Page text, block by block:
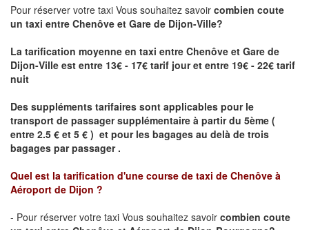
Pour réserver votre taxi Vous souhaitez savoir combien coute
un taxi entre Chenôve et Gare de Dijon-Ville?
La tarification moyenne en taxi entre Chenôve et Gare de
Dijon-Ville est entre 13€ - 17€ tarif jour et entre 19€ - 22€ tarif
nuit
Des suppléments tarifaires sont applicables pour le
transport de passager supplémentaire à partir du 5ème (
entre 2.5 € et 5 € ) et pour les bagages au delà de trois
bagages par passager .
Quel est la tarification d'une course de taxi de Chenôve à
Aéroport de Dijon ?
- Pour réserver votre taxi Vous souhaitez savoir combien coute